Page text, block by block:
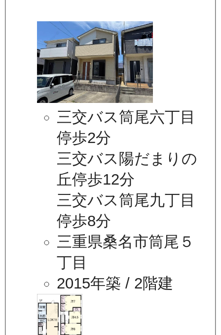
三交バス筒尾六丁目
停歩2分
三交バス陽だまりの
丘停歩12分
三交バス筒尾九丁目
停歩8分
三重県桑名市筒尾５
丁目
2015年築 / 2階建